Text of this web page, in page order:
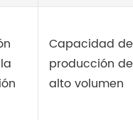
Capacidad de
producción de
alto volumen